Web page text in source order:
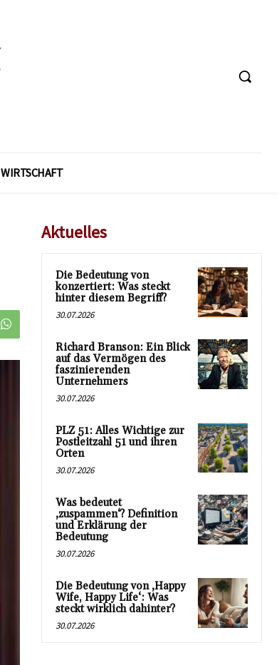
WIRTSCHAFT
Aktuelles
Die Bedeutung von
konzertiert: Was steckt
hinter diesem Begriff?
30.07.2026
Richard Branson: Ein Blick
auf das Vermögen des
faszinierenden
Unternehmers
30.07.2026
PLZ 51: Alles Wichtige zur
Postleitzahl 51 und ihren
Orten
30.07.2026
Was bedeutet
‚zuspammen‘? Definition
und Erklärung der
Bedeutung
30.07.2026
Die Bedeutung von ‚Happy
Wife, Happy Life‘: Was
steckt wirklich dahinter?
30.07.2026